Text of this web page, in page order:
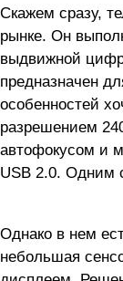
Скажем сразу,
рынке. Он
выдвижной
предназначен
особенностей
разрешением
автофокусом и
USB 2.0. Одним
Однако в нем
небольшая